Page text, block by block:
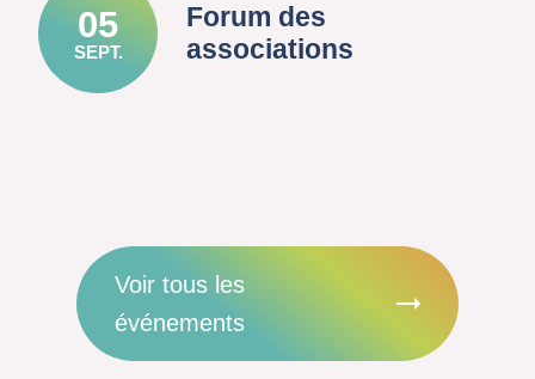
05
SEPT.
Forum des
associations
Voir tous les
événements